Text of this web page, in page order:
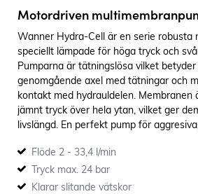
Motordriven
Wanner Hydra-Cell är en serie robusta
speciellt lämpade för höga tryck och
Pumparna är tätningslösa vilket
genomgående axel med tätningar och
kontakt med hydrauldelen. Membranen
jämnt tryck över hela ytan, vilket ger
livslängd. En perfekt pump för
Flöde 2 - 33,4 l/min
Tryck max. 24 bar
Klarar slitande vätskor